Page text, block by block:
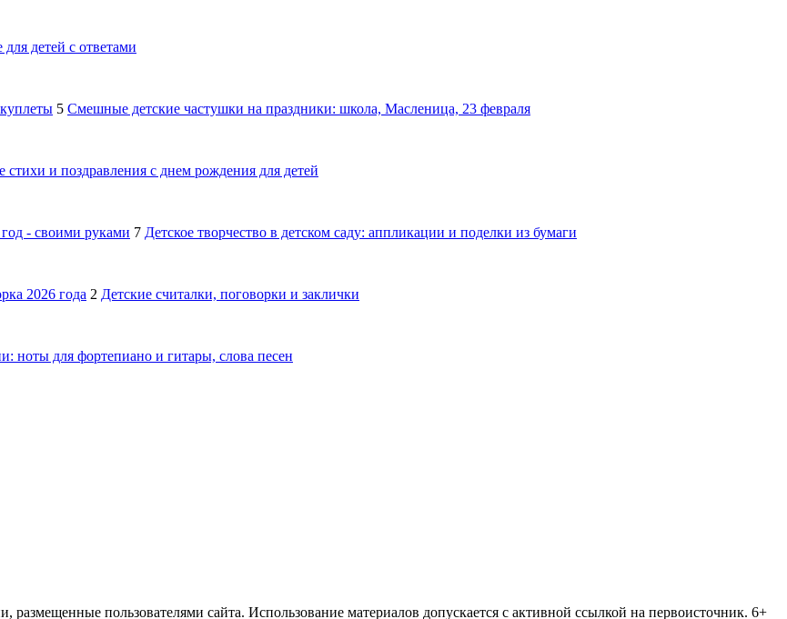
детей с ответами
5 Смешные детские частушки на праздники: школа, Масленица, 23 февраля
стихи и поздравления с днем рождения для детей
- своими руками 7 Детское творчество в детском саду: аппликации и поделки из бумаги
2026 года 2 Детские считалки, поговорки и заклички
ноты для фортепиано и гитары, слова песен
размещенные пользователями сайта. Использование материалов допускается с активной ссылкой на первоисточник. 6+